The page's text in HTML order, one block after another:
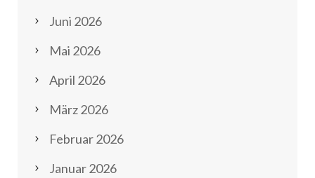
Juni 2026
Mai 2026
April 2026
März 2026
Februar 2026
Januar 2026